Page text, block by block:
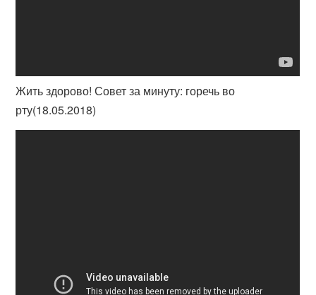
Жить здорово! Совет за минуту: горечь во
рту(18.05.2018)